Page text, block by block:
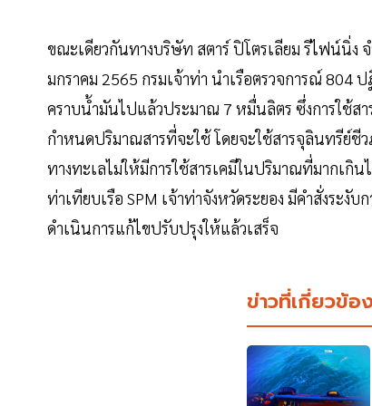
ขณะเดียวกันทางบริษัท สตาร์ ปิโตรเลียม รีไฟน์นิ่ง
มกราคม 2565 กรมเจ้าท่า นำเรือตรวจการณ์ 804
คราบน้ำมันไปแล้วประมาณ 7 หมื่นลิตร ซึ่งการใช้ส
กำหนดปริมาณสารที่จะใช้ โดยจะใช้สารจุลินทรีย์ชี
ทางทะเลไม่ให้มีการใช้สารเคมีในปริมาณที่มากเกิ
ท่าเทียบเรือ SPM เจ้าท่าจังหวัดระยอง มีคำสั่งระงั
ดำเนินการแก้ไขปรับปรุงให้แล้วเสร็จ
ข่าวที่เกี่ยวข้อ